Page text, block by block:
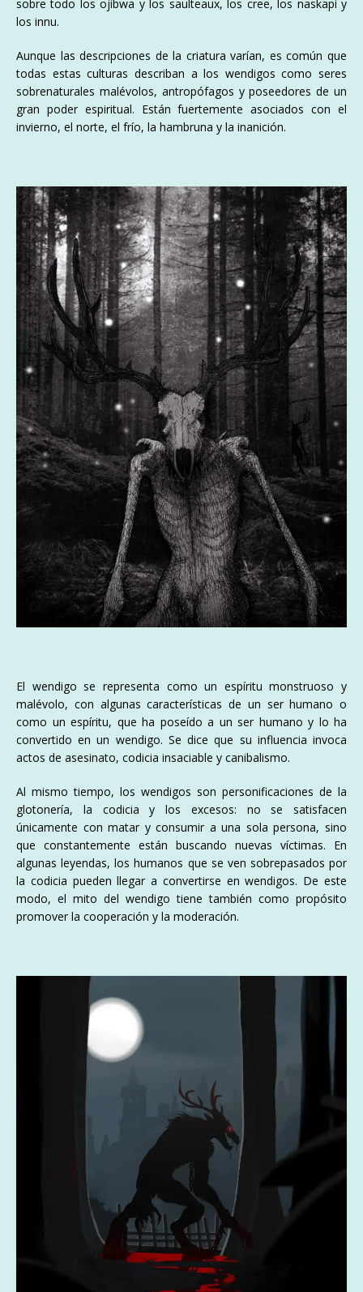
sobre todo los ojibwa y los saulteaux, los cree, los naskapi y
los innu.
​Aunque las descripciones de la criatura varían, es común que
todas estas culturas describan a los wendigos como seres
sobrenaturales malévolos, antropófagos y poseedores de un
gran poder espiritual. Están fuertemente asociados con el
invierno, el norte, el frío, la hambruna y la inanición.
El wendigo se representa como un espíritu monstruoso y
malévolo, con algunas características de un ser humano o
como un espíritu, que ha poseído a un ser humano y lo ha
convertido en un wendigo. Se dice que su influencia invoca
actos de asesinato, codicia insaciable y canibalismo.
Al mismo tiempo, los wendigos son personificaciones de la
glotonería, la codicia y los excesos: no se satisfacen
únicamente con matar y consumir a una sola persona, sino
que constantemente están buscando nuevas víctimas. En
algunas leyendas, los humanos que se ven sobrepasados por
la codicia pueden llegar a convertirse en wendigos. De este
modo, el mito del wendigo tiene también como propósito
promover la cooperación y la moderación.